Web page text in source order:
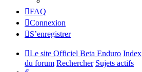
FAQ
Connexion
S’enregistrer
Le site Officiel Beta Enduro Index
du forum Rechercher Sujets actifs